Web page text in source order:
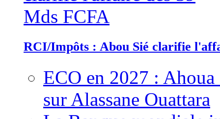
RCI/Impôts : Abou Sié clarifie
ECO en 2027 :
sur Alassane Ouattara